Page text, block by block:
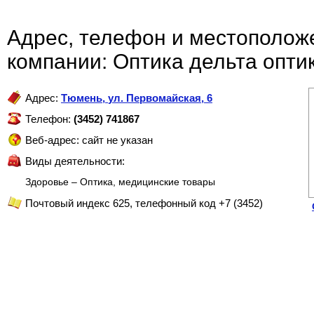
Адрес, телефон и
компании: Оптика дельта
Адрес: Тюмень, ул. Первомайская, 6
Телефон: (3452) 741867
Веб-адрес: сайт не указан
Виды деятельности:
Здоровье – Оптика, медицинские товары
Почтовый индекс 625, телефонный код +7 (3452)